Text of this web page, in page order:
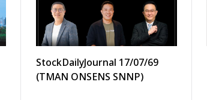
StockDailyJournal 17/07/69
(TMAN ONSENS SNNP)